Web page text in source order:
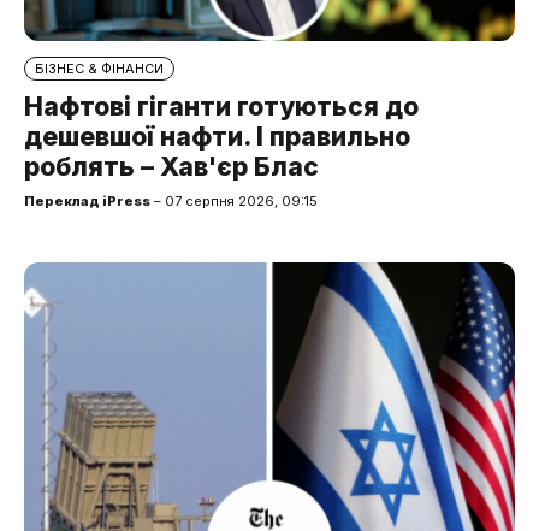
БІЗНЕС & ФІНАНСИ
Нафтові гіганти готуються до
дешевшої нафти. І правильно
роблять – Хав'єр Блас
Переклад iPress – 07 серпня 2026, 09:15